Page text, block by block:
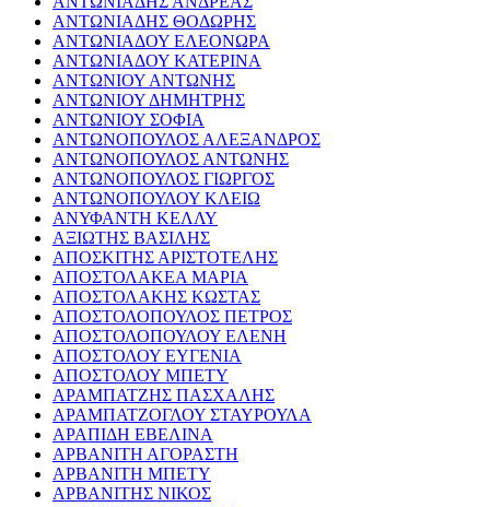
ΑΝΤΩΝΙΑΔΗΣ ΘΟΔΩΡΗΣ
ΑΝΤΩΝΙΑΔΟΥ ΕΛΕΟΝΩΡΑ
ΑΝΤΩΝΙΑΔΟΥ ΚΑΤΕΡΙΝΑ
ΑΝΤΩΝΙΟΥ ΑΝΤΩΝΗΣ
ΑΝΤΩΝΙΟΥ ΔΗΜΗΤΡΗΣ
ΑΝΤΩΝΙΟΥ ΣΟΦΙΑ
ΑΝΤΩΝΟΠΟΥΛΟΣ ΑΛΕΞΑΝΔΡΟΣ
ΑΝΤΩΝΟΠΟΥΛΟΣ ΑΝΤΩΝΗΣ
ΑΝΤΩΝΟΠΟΥΛΟΣ ΓΙΩΡΓΟΣ
ΑΝΤΩΝΟΠΟΥΛΟΥ ΚΛΕΙΩ
ΑΝΥΦΑΝΤΗ ΚΕΛΛΥ
ΑΞΙΩΤΗΣ ΒΑΣΙΛΗΣ
ΑΠΟΣΚΙΤΗΣ ΑΡΙΣΤΟΤΕΛΗΣ
ΑΠΟΣΤΟΛΑΚΕΑ ΜΑΡΙΑ
ΑΠΟΣΤΟΛΑΚΗΣ ΚΩΣΤΑΣ
ΑΠΟΣΤΟΛΟΠΟΥΛΟΣ ΠΕΤΡΟΣ
ΑΠΟΣΤΟΛΟΠΟΥΛΟΥ ΕΛΕΝΗ
ΑΠΟΣΤΟΛΟΥ ΕΥΓΕΝΙΑ
ΑΠΟΣΤΟΛΟΥ ΜΠΕΤΥ
ΑΡΑΜΠΑΤΖΗΣ ΠΑΣΧΑΛΗΣ
ΑΡΑΜΠΑΤΖΟΓΛΟΥ ΣΤΑΥΡΟΥΛΑ
ΑΡΑΠΙΔΗ ΕΒΕΛΙΝΑ
ΑΡΒΑΝΙΤΗ ΑΓΟΡΑΣΤΗ
ΑΡΒΑΝΙΤΗ ΜΠΕΤΥ
ΑΡΒΑΝΙΤΗΣ ΝΙΚΟΣ